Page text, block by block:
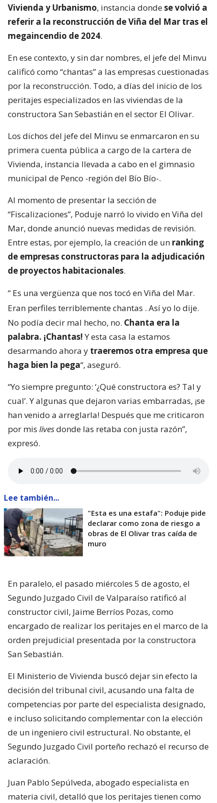
Vivienda y Urbanismo, instancia dondese volvió a
referir a la reconstrucción de Viña del Mar tras el
megaincendio de 2024.
En ese contexto, y sin dar nombres, el jefe del Minvu
calificó como “chantas” a las empresas cuestionadas
por la reconstrucción. Todo, a días del inicio de los
peritajes especializados en las viviendas de la
constructora San Sebastián en el sector El Olivar.
Los dichos del jefe del Minvu se enmarcaron en su
primera cuenta pública a cargo de la cartera de
Vivienda, instancia llevada a cabo en el gimnasio
municipal de Penco -región del Bío Bío-.
Al momento de presentar la sección de
“Fiscalizaciones”, Poduje narró lo vivido en Viña del
Mar, donde anunció nuevas medidas de revisión.
Entre estas, por ejemplo, la creación de un ranking
de empresas constructoras para la adjudicación
de proyectos habitacionales.
“ Es una vergüenza que nos tocó en Viña del Mar.
Eran perfiles terriblemente chantas . Así yo lo dije.
No podía decir mal hecho, no. Chanta era la
palabra. ¡Chantas!Y esta casa la estamos
desarmando ahora y traeremos otra empresa que
haga bien la pega“, aseguró.
“Yo siempre pregunto: ‘¿Qué constructora es? Tal y
cual’. Y algunas que dejaron varias embarradas, ¡se
han venido a arreglarla! Después que me criticaron
por mis livesdonde las retaba con justa razón”,
expresó.
Lee también...
"Esta es una estafa": Poduje pide
declarar como zona de riesgo a
obras de El Olivar tras caída de
muro
En paralelo, el pasado miércoles 5 de agosto, el
Segundo Juzgado Civil de Valparaíso ratificó al
constructor civil, Jaime Berríos Pozas, como
encargado de realizar los peritajes en el marco de la
orden prejudicial presentada por la constructora
San Sebastián.
El Ministerio de Vivienda buscó dejar sin efecto la
decisión del tribunal civil, acusando una falta de
competencias por parte del especialista designado,
e incluso solicitando complementar con la elección
de un ingeniero civil estructural. No obstante, el
Segundo Juzgado Civil porteño rechazó el recurso de
aclaración.
Juan Pablo Sepúlveda, abogado especialista en
materia civil, detalló que los peritajes tienen como